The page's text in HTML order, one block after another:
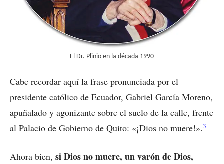
El Dr. Plinio en la década 1990
Cabe recordar aquí la frase pronunciada por el
presidente católico de Ecuador, Gabriel García Moreno,
apuñalado y agonizante sobre el suelo de la calle, frente
al Palacio de Gobierno de Quito: «¡Dios no muere!».3
Ahora bien, si Dios no muere, un varón de Dios,